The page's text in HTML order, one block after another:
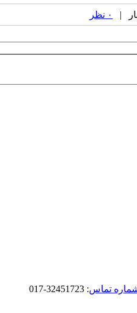
۰ نظر
تماس: 32451723-017